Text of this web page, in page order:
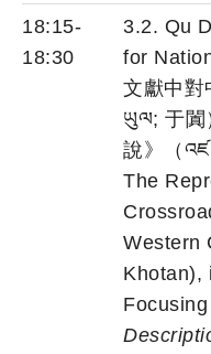
18:15-
18:30
3.2. Qu
for
文獻中對
ཡུལ; 于闐
說》（
The
Western
Khotan),
Focusing